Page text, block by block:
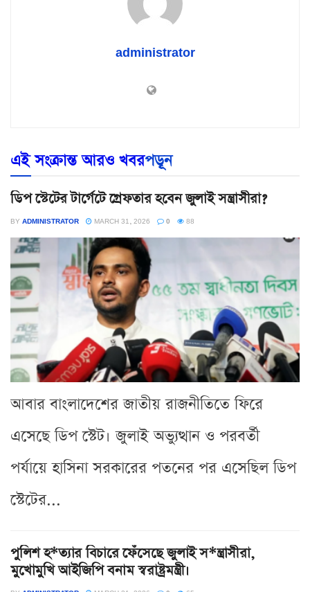
administrator
এই সংক্রান্ত আরও খবরপড়ূন
ডিপ স্টেটের টার্গেটে গ্রেফতার হবেন জুলাই সন্ত্রাসীরা?
BY ADMINISTRATOR MARCH 31, 2026 0 88
আবার বাংলাদেশের জাতীয় রাজনীতিতে ফিরে
এসেছে ডিপ স্টেট। জুলাই অভ্যুত্থান ও পরবর্তী
পর্যায়ে হাসিনা সরকারের পতনের পর এসেছিল ডিপ
স্টেটের...
পুলিশ হ*ত্যার বিচারে ফেঁসেছে জুলাই স*ন্ত্রাসীরা,
মুখোমুখি আইজিপি বনাম স্বরাষ্ট্রমন্ত্রী।